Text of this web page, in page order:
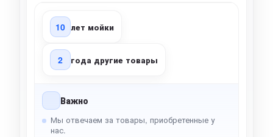
10 лет мойки
2 года другие товары
Важно
Мы отвечаем за товары, приобретенные у
нас.